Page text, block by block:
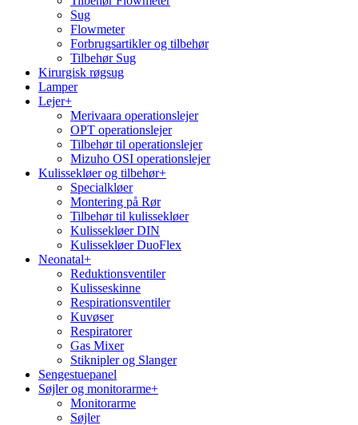
Sug
Flowmeter
Forbrugsartikler og tilbehør
Tilbehør Sug
Kirurgisk røgsug
Lamper
Lejer+
Merivaara operationslejer
OPT operationslejer
Tilbehør til operationslejer
Mizuho OSI operationslejer
Kulissekløer og tilbehør+
Specialkløer
Montering på Rør
Tilbehør til kulissekløer
Kulissekløer DIN
Kulissekløer DuoFlex
Neonatal+
Reduktionsventiler
Kulisseskinne
Respirationsventiler
Kuvøser
Respiratorer
Gas Mixer
Stiknipler og Slanger
Sengestuepanel
Søjler og monitorarme+
Monitorarme
Søjler